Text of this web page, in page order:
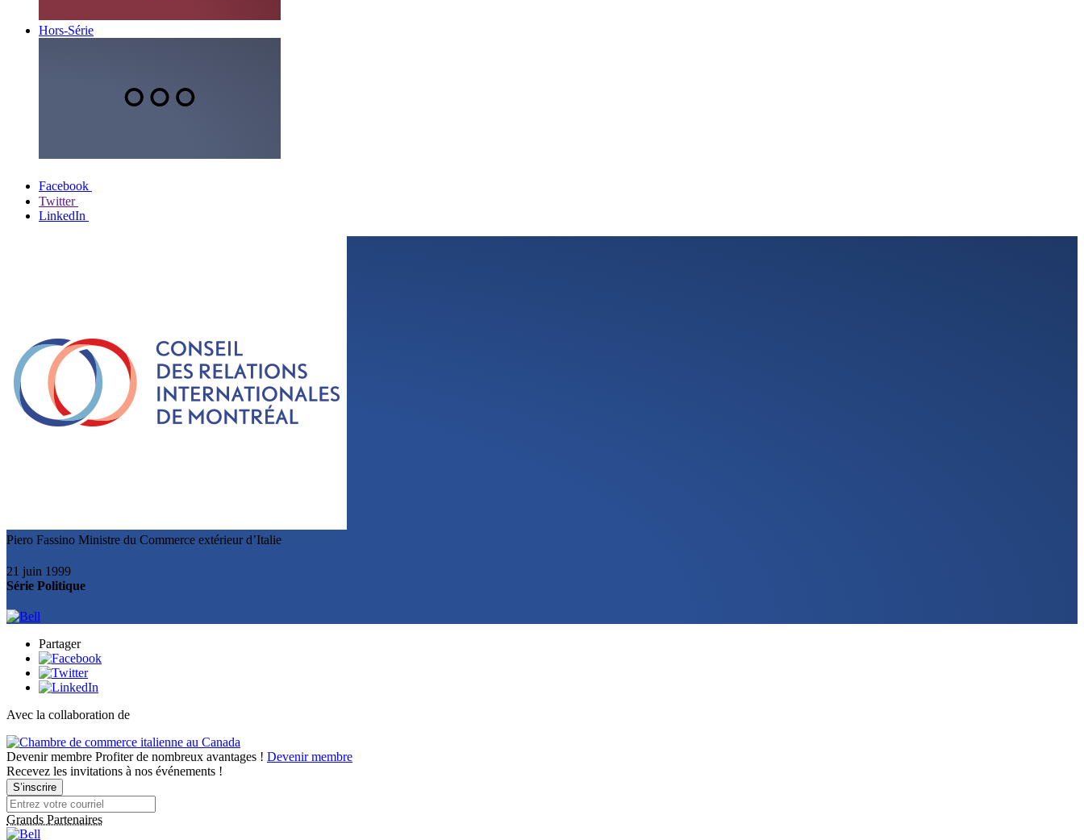
Hors-Série
Facebook
Twitter
LinkedIn
Piero Fassino Ministre du Commerce extérieur d’Italie
21 juin 1999
Série Politique
Partager
Avec la collaboration de
Devenir membre Profiter de nombreux avantages ! Devenir membre
Recevez les invitations à nos événements !
S’inscrire
Grands Partenaires